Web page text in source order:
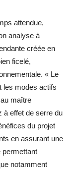
attendue,
analyse à
créée en
ficelé,
« Le
les modes actifs
maître
à effet de serre du
du projet
en assurant une
permettant
notamment